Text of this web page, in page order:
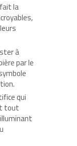
fait la
à
par le
qui
tout